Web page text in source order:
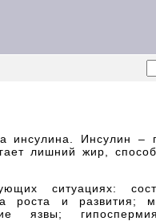
инсулина. Инсулин
лишний жир,
ситуациях:
роста и развития;
язвы;